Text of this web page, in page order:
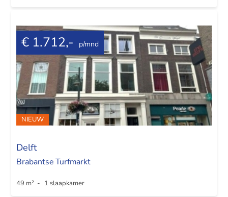
€ 1.712,- p/mnd
NIEUW
Delft
Brabantse Turfmarkt
49 m² - 1 slaapkamer